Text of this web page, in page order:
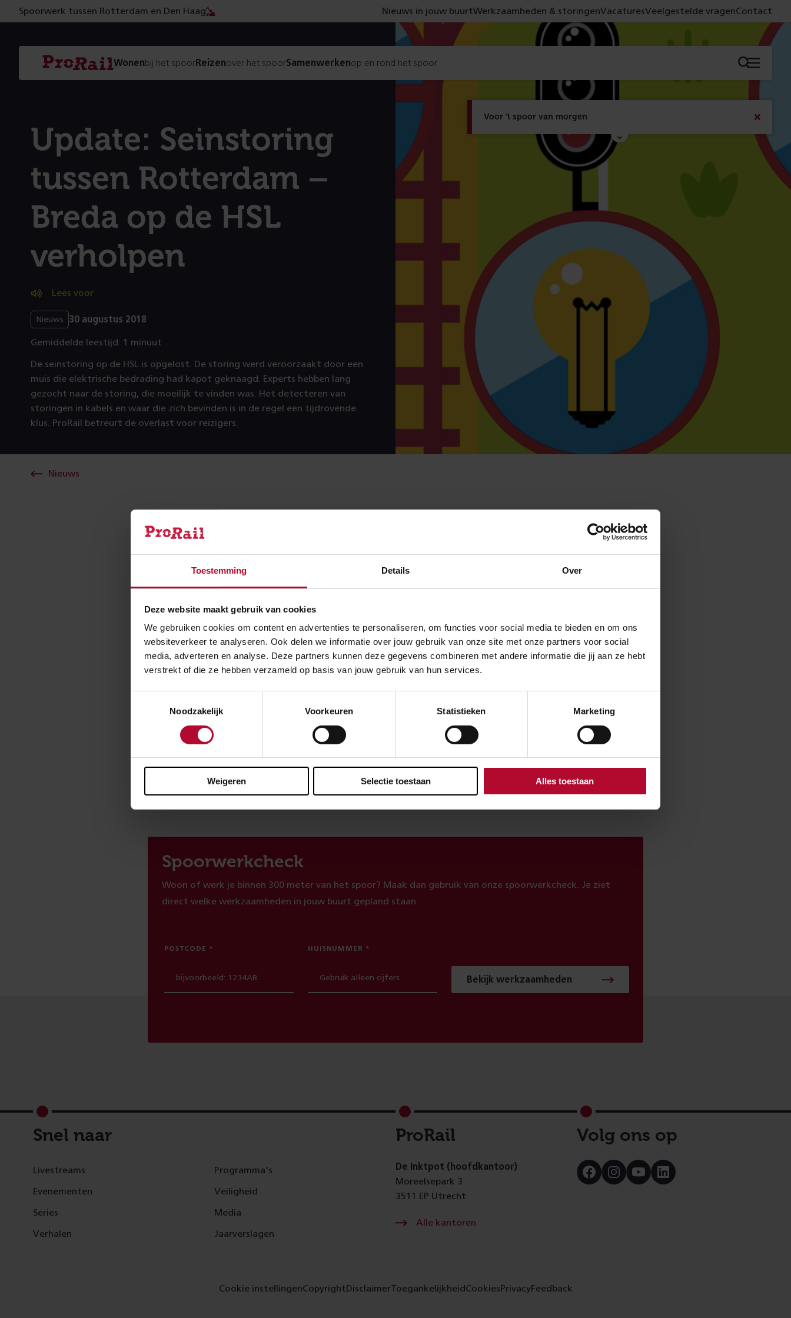
Toestemming Details Over
Deze website maakt gebruik van cookies
We gebruiken cookies om content en advertenties te personaliseren, om functies voor social media te bieden en om ons
websiteverkeer te analyseren. Ook delen we informatie over jouw gebruik van onze site met onze partners voor social
media, adverteren en analyse. Deze partners kunnen deze gegevens combineren met andere informatie die jij aan ze hebt
verstrekt of die ze hebben verzameld op basis van jouw gebruik van hun services.
Noodzakelijk
Voorkeuren Statistieken Marketing
Weigeren Selectie toestaan Alles toestaan
Voor 't spoor van morgen
Met de campagne 'Voor 't spoor naar morgen' laten
we zien wat er vandaag gebeurt en wat dat -
figuurlijk gezien - morgen oplevert.
sluiten
Spoorwerk tussen Rotterdam en Den Haag Nieuws in jouw buurtWerkzaamheden & storingenVacaturesVeelgestelde vragenContact
Navigatie
Homepage
ProRail
Wonenbij het spoorReizenover het spoorSamenwerkenop en rond het spoor Menu
Update: Seinstoring
tussen Rotterdam –
Breda op de HSL
verholpen
Lees voor
Nieuws 30 augustus 2018
Gemiddelde leestijd: 1 minuut
De seinstoring op de HSL is opgelost. De storing werd veroorzaakt door een
muis die elektrische bedrading had kapot geknaagd. Experts hebben lang
gezocht naar de storing, die moeilijk te vinden was. Het detecteren van
storingen in kabels en waar die zich bevinden is in de regel een tijdrovende
klus. ProRail betreurt de overlast voor reizigers.
Nieuws
Oorspronkelijk bericht (07.30 uur):
Ook worden kabels en leidingen doorgemeten. Hierbij zijn enkele onderdelen vernieuwd,
maar de storing is helaas nog niet verdwenen. ProRail betreurt de overlast die reizigers van
deze storing ondervinden. Wij adviseren reizigers de reisplanner goed in de gaten te
Ben je tevreden over de informatie op deze pagina?
Spoorwerkcheck
Woon of werk je binnen 300 meter van het spoor? Maak dan gebruik van onze spoorwerkcheck. Je ziet
direct welke werkzaamheden in jouw buurt gepland staan.
POSTCODE HUISNUMMER
Bekijk werkzaamheden
Footer
Snel naar
Livestreams
Evenementen
Series
Verhalen
Programma's
Veiligheid
Media
Jaarverslagen
ProRail
De Inktpot (hoofdkantoor)
Moreelsepark 3
3511 EP Utrecht
Alle kantoren
Volg ons op
Bezoek
onze
Bezoek
onze
Bezoek
onze
Bezoek
onze
Cookie instellingenCopyright DisclaimerToegankelijkheid Cookies PrivacyFeedback